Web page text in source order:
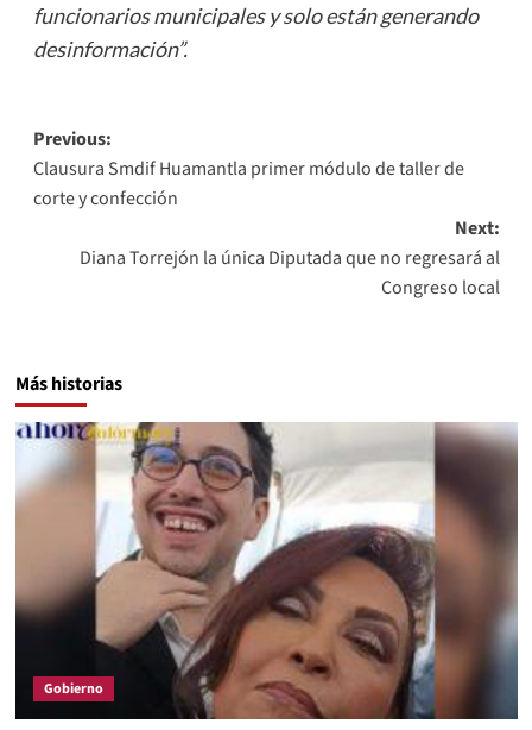
funcionarios municipales y solo están generando
desinformación”.
Post
navigation
Previous:
Clausura Smdif Huamantla primer módulo de taller de
corte y confección
Next:
Diana Torrejón la única Diputada que no regresará al
Congreso local
Más historias
Gobierno